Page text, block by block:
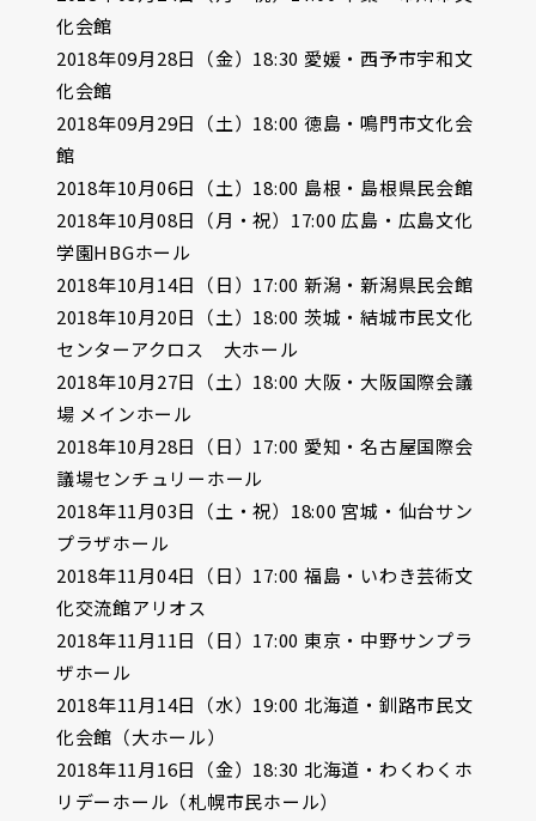
化会館
2018年09月28日（金）18:30 愛媛・西予市宇和文
化会館
2018年09月29日（土）18:00 徳島・鳴門市文化会
館
2018年10月06日（土）18:00 島根・島根県民会館
2018年10月08日（月・祝）17:00 広島・広島文化
学園HBGホール
2018年10月14日（日）17:00 新潟・新潟県民会館
2018年10月20日（土）18:00 茨城・結城市民文化
センターアクロス 大ホール
2018年10月27日（土）18:00 大阪・大阪国際会議
場 メインホール
2018年10月28日（日）17:00 愛知・名古屋国際会
議場センチュリーホール
2018年11月03日（土・祝）18:00 宮城・仙台サン
プラザホール
2018年11月04日（日）17:00 福島・いわき芸術文
化交流館アリオス
2018年11月11日（日）17:00 東京・中野サンプラ
ザホール
2018年11月14日（水）19:00 北海道・釧路市民文
化会館（大ホール）
2018年11月16日（金）18:30 北海道・わくわくホ
リデーホール（札幌市民ホール）